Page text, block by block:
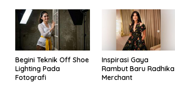
Begini Teknik Off Shoe
Lighting Pada
Fotografi
Inspirasi Gaya
Rambut Baru Radhika
Merchant